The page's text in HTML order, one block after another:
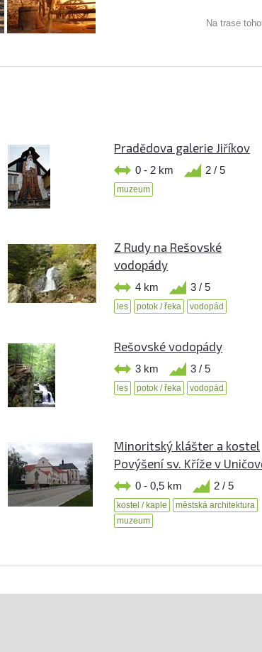
Na trase
Pradědova galerie Jiříkov
0 - 2 km 2 / 5
muzeum
Z Rudy na Rešovské
vodopády
4 km 3 / 5
les potok / řeka vodopád
Rešovské vodopády
3 km 3 / 5
les potok / řeka vodopád
Minoritský klášter a kostel
Povýšení sv. Kříže v
0 - 0,5 km 2 / 5
kostel / kaple
městská architektura
muzeum